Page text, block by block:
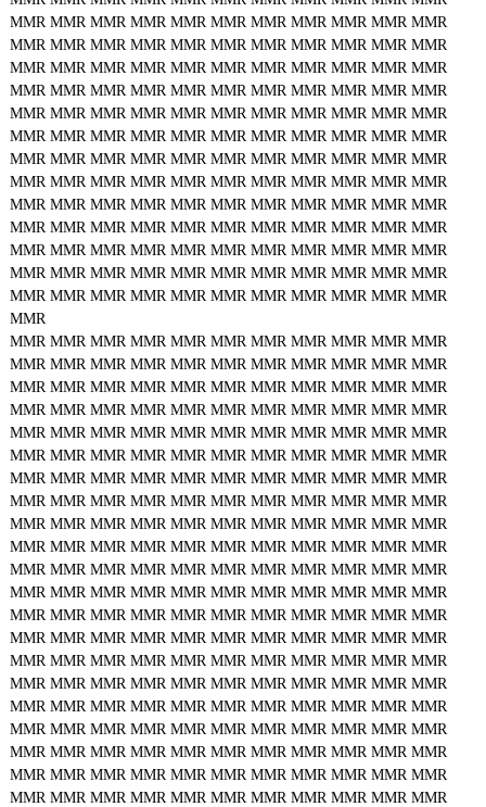
MMR MMR MMR MMR MMR MMR MMR MMR MMR MMR MMR
MMR MMR MMR MMR MMR MMR MMR MMR MMR MMR MMR
MMR MMR MMR MMR MMR MMR MMR MMR MMR MMR MMR
MMR MMR MMR MMR MMR MMR MMR MMR MMR MMR MMR
MMR MMR MMR MMR MMR MMR MMR MMR MMR MMR MMR
MMR MMR MMR MMR MMR MMR MMR MMR MMR MMR MMR
MMR MMR MMR MMR MMR MMR MMR MMR MMR MMR MMR
MMR MMR MMR MMR MMR MMR MMR MMR MMR MMR MMR
MMR MMR MMR MMR MMR MMR MMR MMR MMR MMR MMR
MMR MMR MMR MMR MMR MMR MMR MMR MMR MMR MMR
MMR MMR MMR MMR MMR MMR MMR MMR MMR MMR MMR
MMR MMR MMR MMR MMR MMR MMR MMR MMR MMR MMR
MMR MMR MMR MMR MMR MMR MMR MMR MMR MMR MMR
MMR
MMR MMR MMR MMR MMR MMR MMR MMR MMR MMR MMR
MMR MMR MMR MMR MMR MMR MMR MMR MMR MMR MMR
MMR MMR MMR MMR MMR MMR MMR MMR MMR MMR MMR
MMR MMR MMR MMR MMR MMR MMR MMR MMR MMR MMR
MMR MMR MMR MMR MMR MMR MMR MMR MMR MMR MMR
MMR MMR MMR MMR MMR MMR MMR MMR MMR MMR MMR
MMR MMR MMR MMR MMR MMR MMR MMR MMR MMR MMR
MMR MMR MMR MMR MMR MMR MMR MMR MMR MMR MMR
MMR MMR MMR MMR MMR MMR MMR MMR MMR MMR MMR
MMR MMR MMR MMR MMR MMR MMR MMR MMR MMR MMR
MMR MMR MMR MMR MMR MMR MMR MMR MMR MMR MMR
MMR MMR MMR MMR MMR MMR MMR MMR MMR MMR MMR
MMR MMR MMR MMR MMR MMR MMR MMR MMR MMR MMR
MMR MMR MMR MMR MMR MMR MMR MMR MMR MMR MMR
MMR MMR MMR MMR MMR MMR MMR MMR MMR MMR MMR
MMR MMR MMR MMR MMR MMR MMR MMR MMR MMR MMR
MMR MMR MMR MMR MMR MMR MMR MMR MMR MMR MMR
MMR MMR MMR MMR MMR MMR MMR MMR MMR MMR MMR
MMR MMR MMR MMR MMR MMR MMR MMR MMR MMR MMR
MMR MMR MMR MMR MMR MMR MMR MMR MMR MMR MMR
MMR MMR MMR MMR MMR MMR MMR MMR MMR MMR MMR